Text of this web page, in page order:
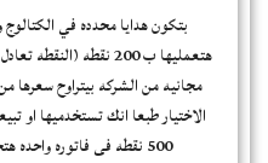
بتكون هدايا محدده في
الاختيار طبعا انك تستخدميها او
500 نقطه فى فاتوره واحده هتحصلي علي هدايا النقط 5 مرات